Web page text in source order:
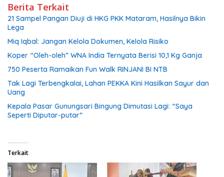
Berita Terkait
21 Sampel Pangan Diuji di HKG PKK Mataram, Hasilnya Bikin
Lega
Miq Iqbal: Jangan Kelola Dokumen, Kelola Risiko
Koper “Oleh-oleh” WNA India Ternyata Berisi 10,1 Kg Ganja
750 Peserta Ramaikan Fun Walk RINJANI BI NTB
Tak Lagi Terbengkalai, Lahan PEKKA Kini Hasilkan Sayur dan
Uang
Kepala Pasar Gunungsari Bingung Dimutasi Lagi: “Saya
Seperti Diputar-putar”
Terkait